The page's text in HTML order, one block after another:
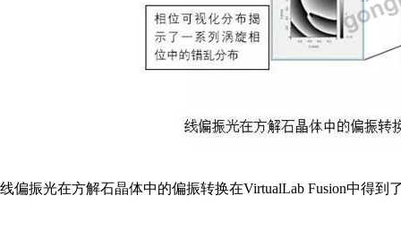
线偏振光在方解石晶体中的偏振转换在VirtualLab Fusion中得到